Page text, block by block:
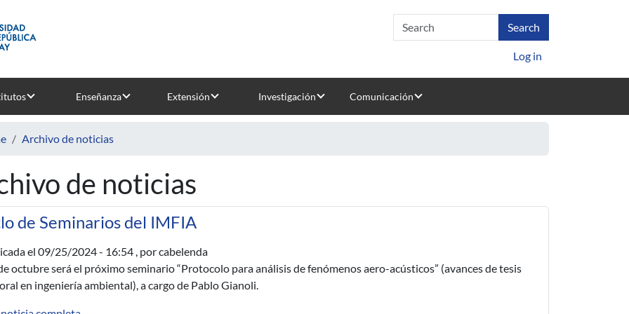
Log in
Enseñanza Extensión Investigación Comunicación
Archivo de noticias
de noticias
de Seminarios del IMFIA
el 09/25/2024 - 16:54 , por cabelenda
octubre será el próximo seminario “Protocolo para análisis de fenómenos aero-acústicos” (avances de tesis
en ingeniería ambiental), a cargo de Pablo Gianoli.